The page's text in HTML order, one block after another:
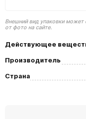
Внешний вид упаковки может
от фото на сайте.
Действующее
Производитель
Страна